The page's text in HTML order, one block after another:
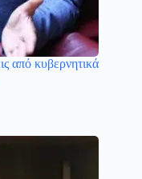
από κυβερνητικά